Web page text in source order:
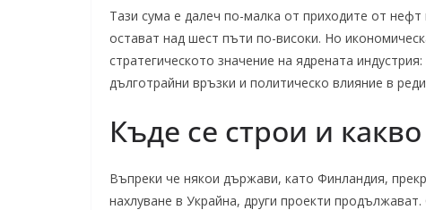
Тази сума е далеч по-малка от приходите от
остават над шест пъти по-високи. Но
стратегическото значение на ядрената
дълготрайни връзки и политическо влияние в
Къде се строи и
Въпреки че някои държави, като Финландия,
нахлуване в Украйна, други проекти